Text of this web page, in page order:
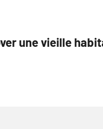
une vieille